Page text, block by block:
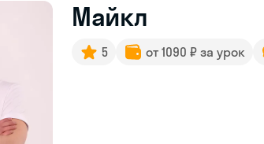
Майкл
5 от 1090 ₽ за урок